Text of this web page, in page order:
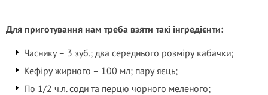
Для приготування нам треба взяти такі інгредієнти:
Часнику – 3 зуб.; два середнього розміру кабачки;
Кефіру жирного – 100 мл; пару яєць;
По 1/2 ч.л. соди та перцю чорного меленого;